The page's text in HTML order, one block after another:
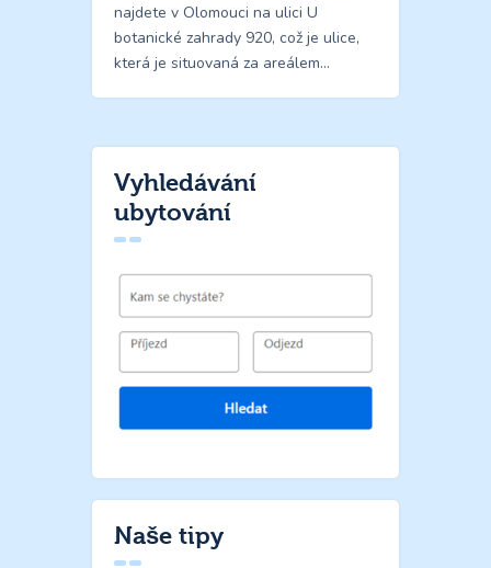
najdete v Olomouci na ulici U
botanické zahrady 920, což je ulice,
která je situovaná za areálem…
Vyhledávání
ubytování
Naše tipy